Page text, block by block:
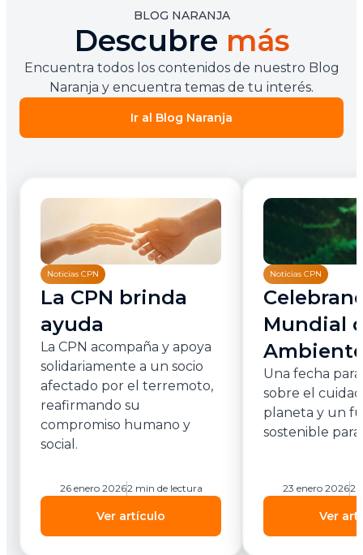
BLOG NARANJA
Descubre más
Encuentra todos los contenidos de nuestro Blog
Naranja y encuentra temas de tu interés.
Ir al Blog Naranja
Noticias CPN
La CPN brinda
ayuda
La CPN acompaña y apoya
solidariamente a un socio
afectado por el terremoto,
reafirmando su
compromiso humano y
social.
Ver artículo
26 enero 20262 min de lectura
Noticias CPN
Mundial
Una fecha
sobre el
planeta y un
sostenible
Ver
23 enero 20262